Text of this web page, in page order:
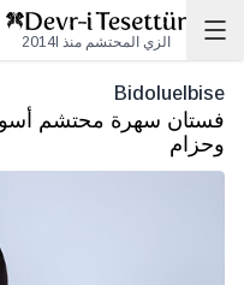
الزي المحتشم منذ 2014l
Bidoluelbise
فستان سهرة محتشم
وحزام